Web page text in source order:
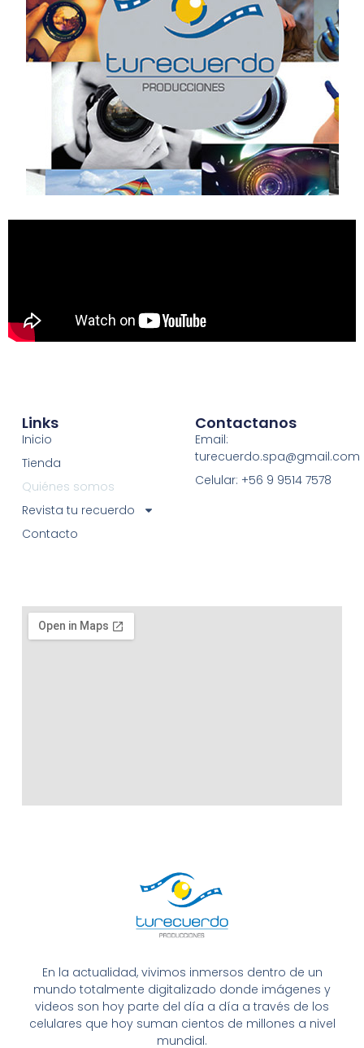
En la actualidad, vivimos inmersos dentro de un
mundo totalmente digitalizado donde imágenes y
videos son hoy parte del día a día a través de los
celulares que hoy suman cientos de millones a nivel
mundial.
Links
Inicio
Tienda
Quiénes somos
Revista tu recuerdo
Contacto
Contactanos
Email:
turecuerdo.spa@gmail.com
Celular: +56 9 9514 7578